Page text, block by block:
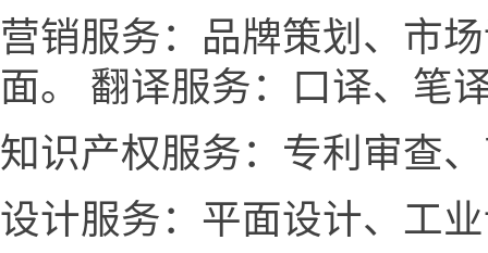
营销服务：品牌策划、市
面。 翻译服务：口译、笔
知识产权服务：专利审查
设计服务：平面设计、工